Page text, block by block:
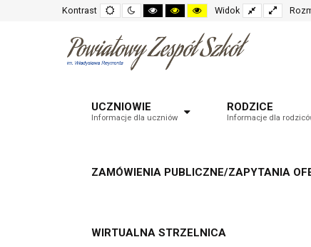
Kontrast
Default
mode
Night
mode
High
contrast
white
mode
High
contrast
yellow
mode
High
contrast
black
mode
Widok
Fixed
layout
Wide
layout
UCZNIOWIE
Informacje dla uczniów
RODZICE
Informacje dla
ZAMÓWIENIA PUBLICZNE/ZAPYTANIA
WIRTUALNA STRZELNICA